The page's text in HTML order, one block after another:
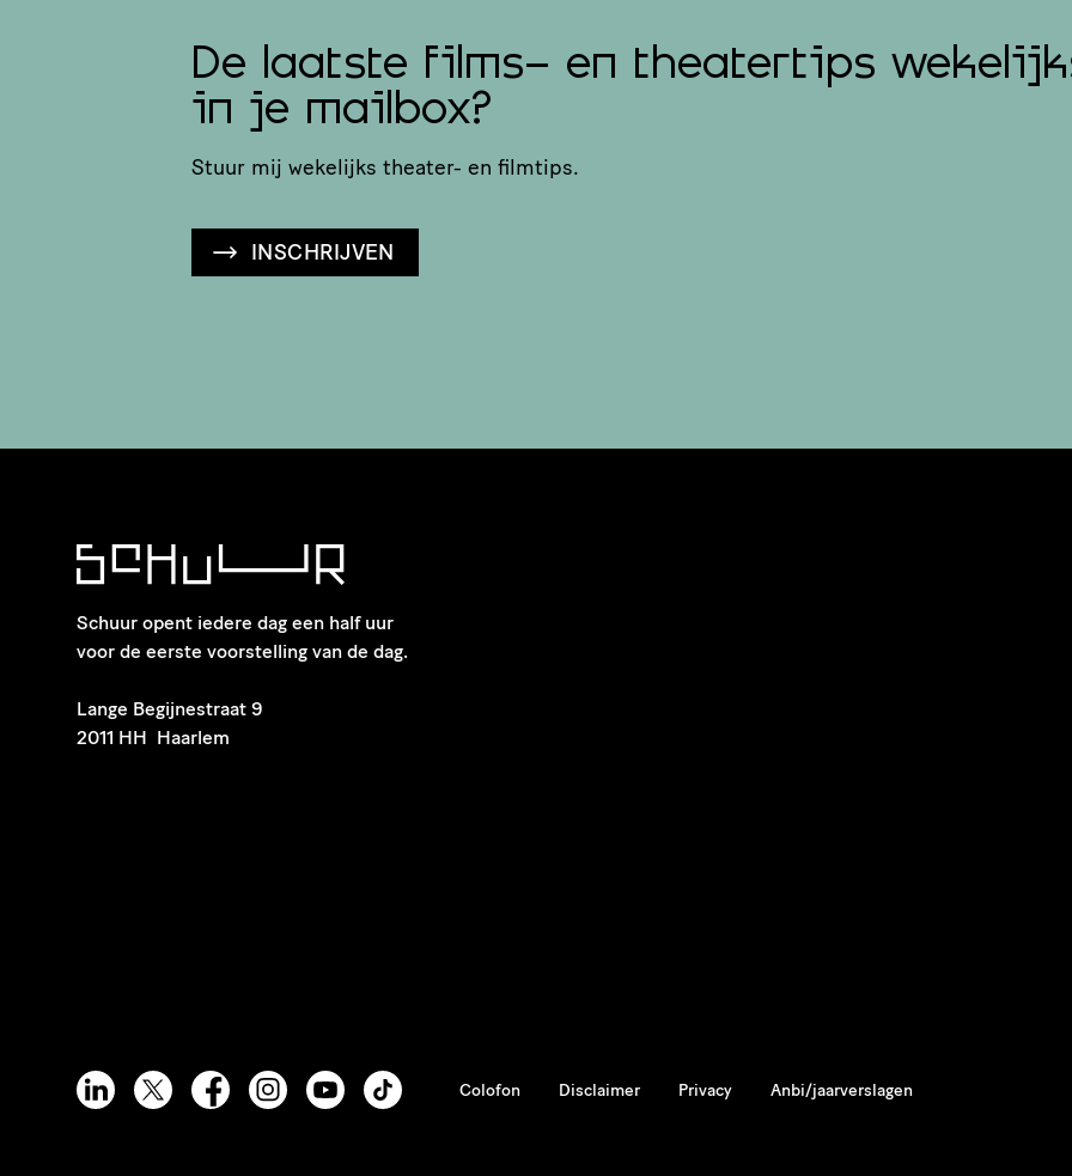
De laatste films- en theatertips
in je mailbox?
Stuur mij wekelijks theater- en filmtips.
INSCHRIJVEN
Schuur opent iedere dag een half uur
voor de eerste voorstelling van de dag.
​Lange Begijnestraat 9
2011 HH Haarlem
Colofon Disclaimer Privacy Anbi/jaarverslagen